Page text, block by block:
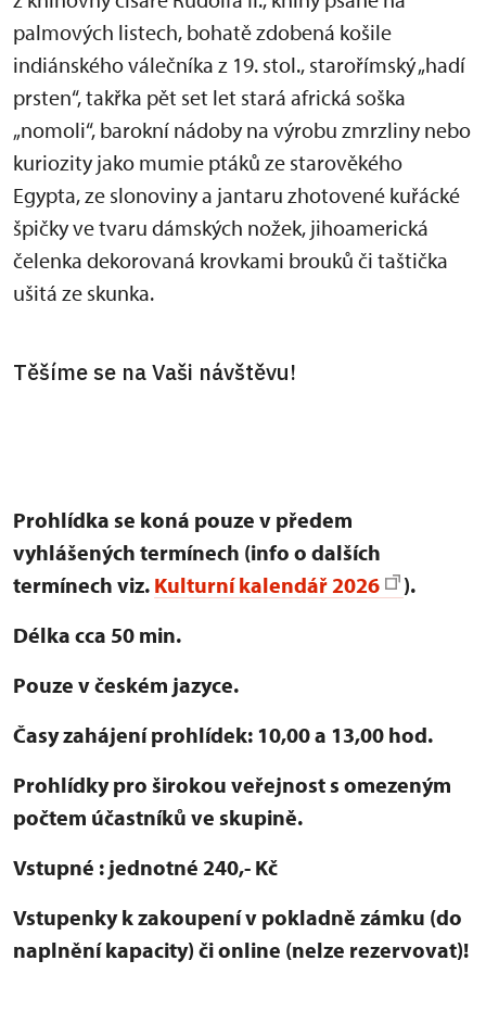
palmových listech, bohatě zdobená košile
indiánského válečníka z 19. stol., starořímský „hadí
prsten“, takřka pět set let stará africká soška
„nomoli“, barokní nádoby na výrobu zmrzliny nebo
kuriozity jako mumie ptáků ze starověkého
Egypta, ze slonoviny a jantaru zhotovené kuřácké
špičky ve tvaru dámských nožek, jihoamerická
čelenka dekorovaná krovkami brouků či taštička
ušitá ze skunka.
Těšíme se na Vaši návštěvu!
Prohlídka se koná pouze v předem
vyhlášených termínech (info o dalších
termínech viz. Kulturní kalendář 2026
).
Délka cca 50 min.
Pouze v českém jazyce.
Časy zahájení prohlídek: 10,00 a 13,00 hod.
Prohlídky pro širokou veřejnost s omezeným
počtem účastníků ve skupině.
Vstupné : jednotné 240,- Kč
Vstupenky k zakoupení v pokladně zámku (do
naplnění kapacity) či online (nelze rezervovat)!